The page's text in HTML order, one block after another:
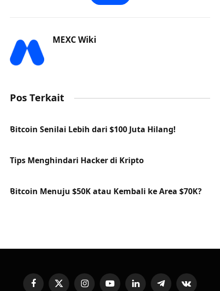
MEXC Wiki
Pos Terkait
Bitcoin Senilai Lebih dari $100 Juta Hilang!
Tips Menghindari Hacker di Kripto
Bitcoin Menuju $50K atau Kembali ke Area $70K?
FacebookX InstagramYouTubeLinkedInTelegramVKontakte